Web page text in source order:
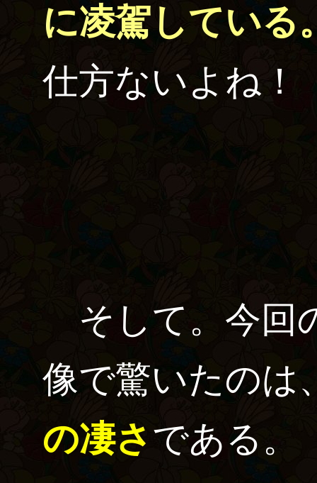
に凌駕している
仕方ないよね！
そして。今回
像で驚いたのは
の凄さである。